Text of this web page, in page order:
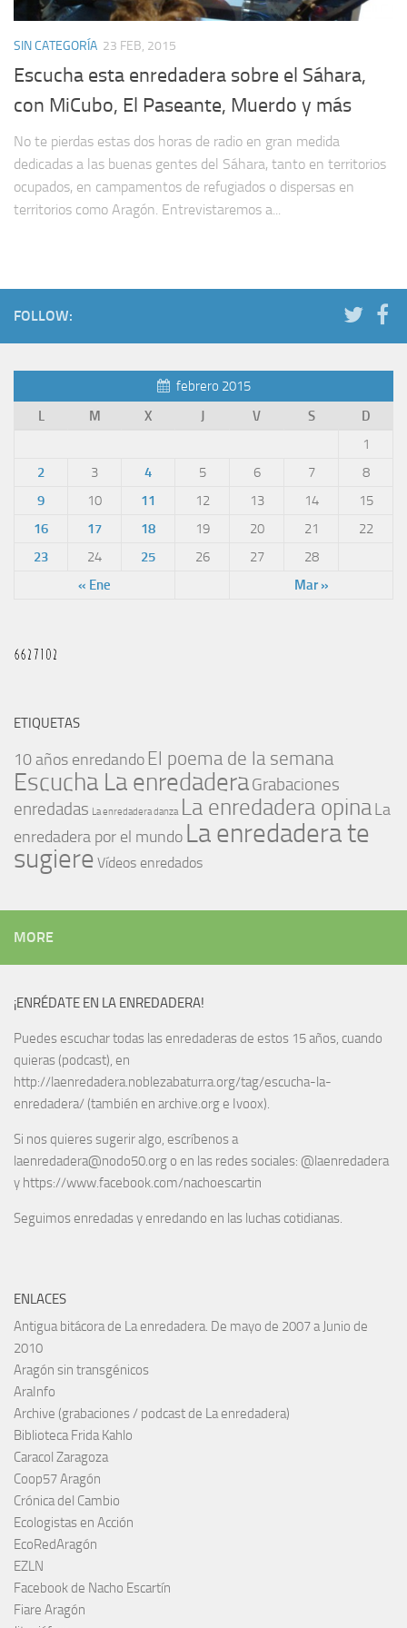
SIN CATEGORÍA 23 FEB, 2015
Escucha esta enredadera sobre el Sáhara,
con MiCubo, El Paseante, Muerdo y más
No te pierdas estas dos horas de radio en gran medida
dedicadas a las buenas gentes del Sáhara, tanto en territorios
ocupados, en campamentos de refugiados o dispersas en
territorios como Aragón. Entrevistaremos a...
FOLLOW:
febrero 2015
L
M X J V S D
« Ene Mar »
1
2
3 4 5 6 7
8
9
10 11 12 13 14
15
16
17 18 19 20 21
22
23
24 25 26 27 28
ETIQUETAS
10 años enredando El poema de la semana
Escucha La enredaderaGrabaciones
enredadas La enredadera danza La enredadera opina La
enredadera por el mundo La enredadera te
sugiere Vídeos enredados
MORE
¡ENRÉDATE EN LA ENREDADERA!
Puedes escuchar todas las enredaderas de estos 15 años, cuando
quieras (podcast), en
http://laenredadera.noblezabaturra.org/tag/escucha-la-
enredadera/ (también en archive.org e Ivoox).
Si nos quieres sugerir algo, escríbenos a
laenredadera@nodo50.org o en las redes sociales: @laenredadera
y https://www.facebook.com/nachoescartin
Seguimos enredadas y enredando en las luchas cotidianas.
ENLACES
Antigua bitácora de La enredadera. De mayo de 2007 a Junio de
2010
Aragón sin transgénicos
AraInfo
Archive (grabaciones / podcast de La enredadera)
Biblioteca Frida Kahlo
Caracol Zaragoza
Coop57 Aragón
Crónica del Cambio
Ecologistas en Acción
EcoRedAragón
EZLN
Facebook de Nacho Escartín
Fiare Aragón